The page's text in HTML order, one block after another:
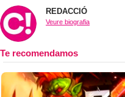
REDACCIÓ
Veure biografia